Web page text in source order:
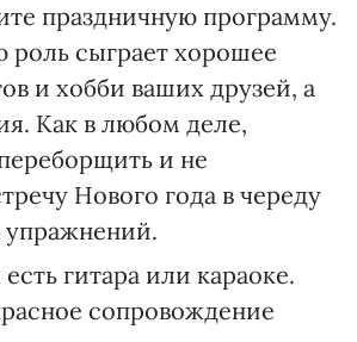
праздничную программу.
роль сыграет хорошее
и хобби ваших друзей, а
Как в любом деле,
и не
Нового года в череду
упражнений.
гитара или караоке.
сопровождение